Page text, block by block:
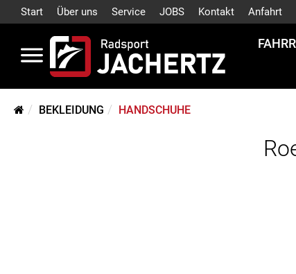
Start Über uns Service JOBS Kontakt Anfahrt
BEKLEIDUNG HANDSCHUHE